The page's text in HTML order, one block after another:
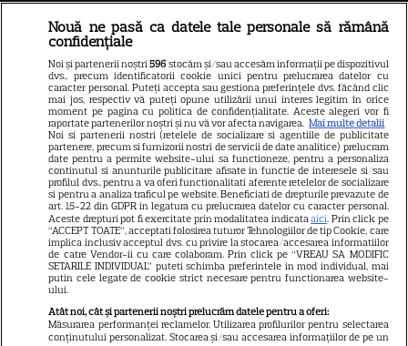
Libertatea
Libertatea pentru femei
GSP
Știri mondene
Avantaje
Elle
Unica
Retete practice
URMĂREȘTE-NE PE
Nouă ne pasă ca datele tale personale să rămână
confidențiale
Noi și partenerii noștri596 stocăm și/sau accesăm informații pe dispozitivul
dvs., precum identificatorii cookie unici pentru prelucrarea datelor cu
caracter personal. Puteți accepta sau gestiona preferințele dvs. făcând clic
mai jos, respectiv vă puteți opune utilizării unui interes legitim în orice
moment pe pagina cu politica de confidențialitate. Aceste alegeri vor fi
raportate partenerilor noștri și nu vă vor afecta navigarea. Mai multe detalii
Noi si partenerii nostri (retelele de socializare si agentiile de publicitate
partenere, precum si furnizorii nostri de servicii de date analitice) prelucram
date pentru a permite website-ului sa functioneze, pentru a personaliza
continutul si anunturile publicitare afisate in functie de interesele si/sau
profilul dvs., pentru a va oferi functionalitati aferente retelelor de socializare
si pentru a analiza traficul pe website. Beneficiati de drepturile prevazute de
art. 15-22 din GDPR in legatura cu prelucrarea datelor cu caracter personal.
Aceste drepturi pot fi exercitate prin modalitatea indicataaici. Prin click pe
“ACCEPT TOATE”, acceptati folosirea tuturor Tehnologiilor de tip Cookie, care
implica inclusiv acceptul dvs. cu privire la stocarea/accesarea informatiilor
de catre Vendor-ii cu care colaboram. Prin click pe “VREAU SA MODIFIC
SETARILE INDIVIDUAL” puteti schimba preferintele in mod individual, mai
putin cele legate de cookie strict necesare pentru functionarea website-
ului.
Atât noi, cât și partenerii noștri prelucrăm datele pentru a oferi:
Măsurarea performanței reclamelor. Utilizarea profilurilor pentru selectarea
conținutului personalizat. Stocarea și/sau accesarea informațiilor de pe un